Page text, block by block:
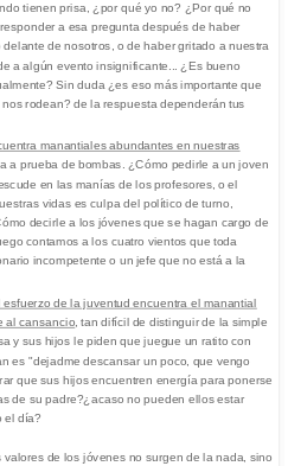
tienen prisa, ¿por qué yo no? ¿Por qué no
a esa pregunta después de haber
de nosotros, o de haber gritado a nuestra
a algún evento insignificante... ¿Es bueno
Sin duda ¿es eso más importante que
rodean? de la respuesta dependerán tus
manantiales abundantes en nuestras
a prueba de bombas. ¿Cómo pedirle a un joven
en las manías de los profesores, o el
vidas es culpa del político de turno,
decirle a los jóvenes que se hagan cargo de
contamos a los cuatro vientos que toda
incompetente o un jefe que no está a la
de la juventud encuentra el manantial
al cansancio, tan difícil de distinguir de la simple
y sus hijos le piden que juegue un ratito con
es "dejadme descansar un poco, que vengo
que sus hijos encuentren energía para ponerse
de su padre?¿acaso no pueden ellos estar
el día?
de los jóvenes no surgen de la nada, sino